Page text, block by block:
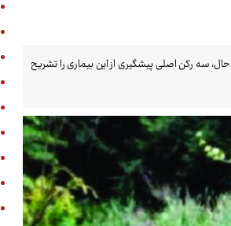
سه رکن اصلی پیشگیری از این بیماری را تشریح